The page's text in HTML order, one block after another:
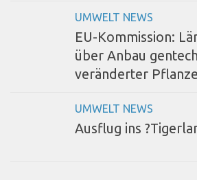
UMWELT NEWS
EU-Kommission:
über Anbau
veränderter
UMWELT NEWS
Ausflug ins